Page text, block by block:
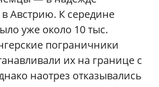
Австрию. К середине
уже около 10 тыс.
пограничники
их на границе с
наотрез отказывались